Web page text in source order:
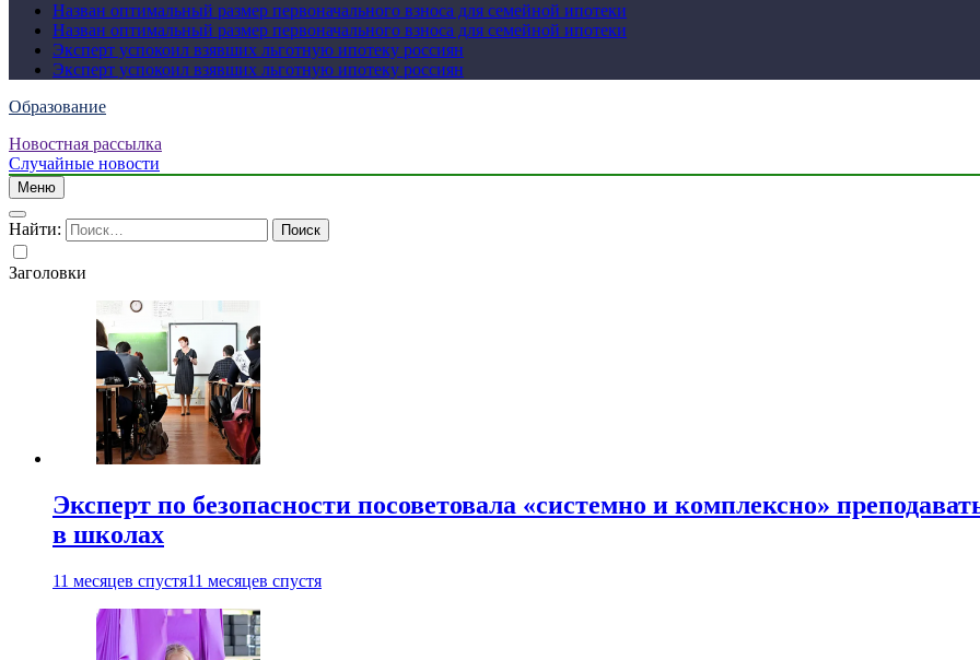
Назван оптимальный размер первоначального взноса для семейной ипотеки
Назван оптимальный размер первоначального взноса для семейной ипотеки
Эксперт успокоил взявших льготную ипотеку россиян
Эксперт успокоил взявших льготную ипотеку россиян
Образование
Новостная рассылка
Случайные новости
Меню
Найти:
Заголовки
Эксперт по безопасности посоветовала «системно и комплексно»
в школах
11 месяцев спустя11 месяцев спустя